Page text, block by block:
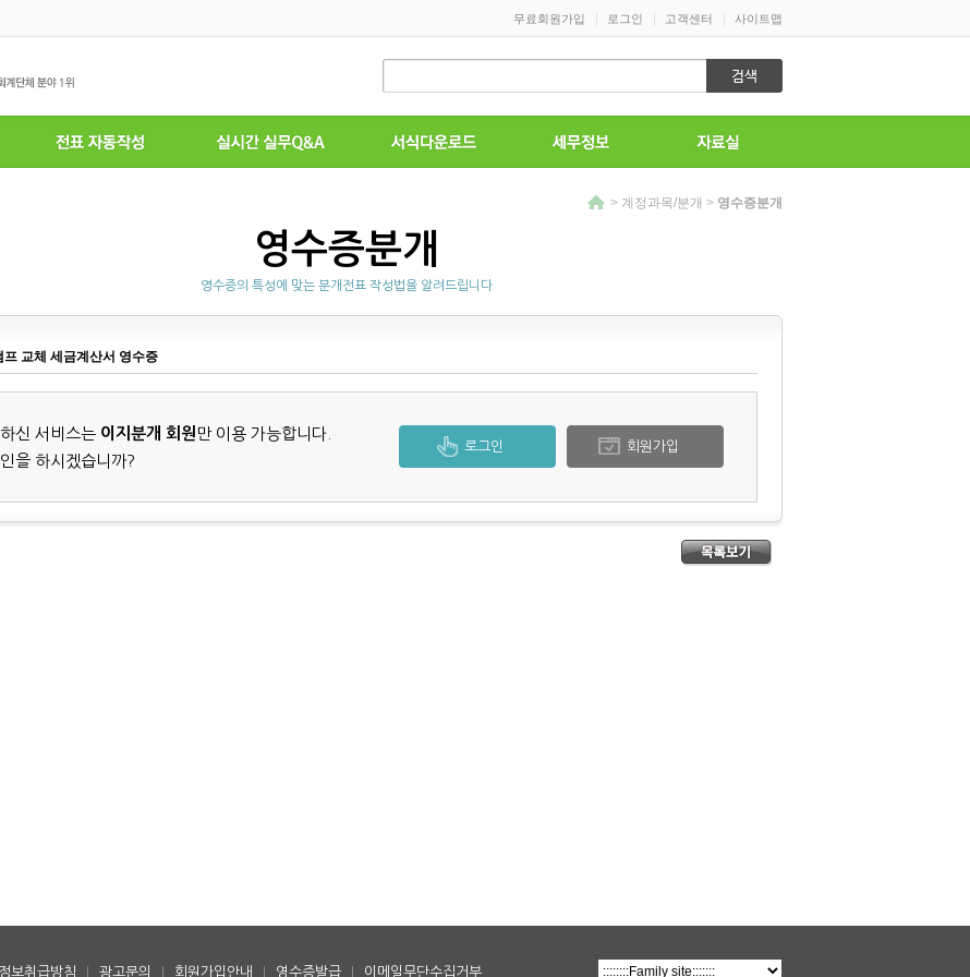
무료회원가입 로그인 고객센터 사이트맵
> 계정과목/분개 > 영수증분개
영수증분개
영수증의 특성에 맞는 분개전표 작성법을 알려드립니다
프 교체 세금계산서 영수증
신 서비스는 이지분개 회원 만 이용 가능합니다.
을 하시겠습니까?
회원가입
로그인
보취급방침 광고문의 회원가입안내 영수증발급 이메일무단수집거부